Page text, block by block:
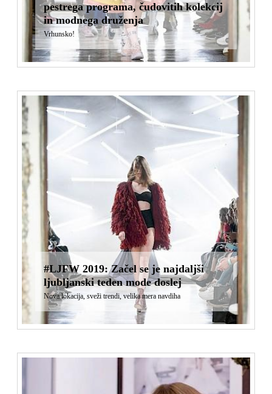
pestrega programa, čudovitih kolekcij
in modnega druženja
Vrhunsko!
#LJFW 2019: Začel se je najdaljši
ljubljanski teden mode doslej
Nova lokacija, sveži trendi, velika mera navdiha